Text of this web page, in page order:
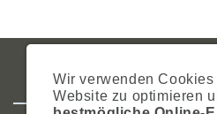
WIDERRUFSRECHT
Wir verwenden Cookies
Website zu optimieren